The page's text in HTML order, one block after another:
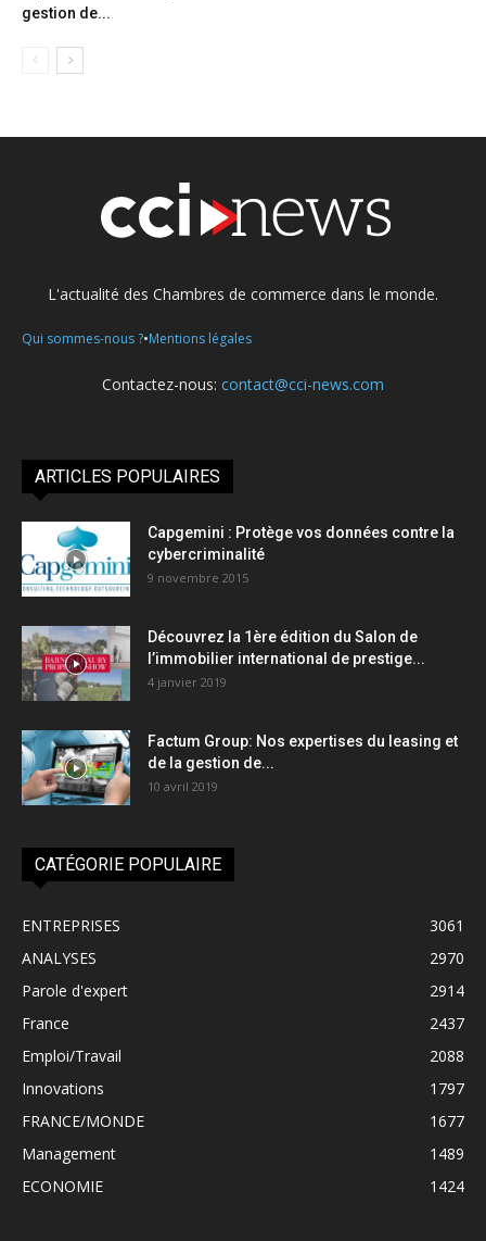
gestion de...
L'actualité des Chambres de commerce dans le monde.
Qui sommes-nous ?•Mentions légales
Contactez-nous: contact@cci-news.com
ARTICLES POPULAIRES
Capgemini : Protège vos données contre la
cybercriminalité
9 novembre 2015
Découvrez la 1ère édition du Salon de
l’immobilier international de prestige...
4 janvier 2019
Factum Group: Nos expertises du leasing et
de la gestion de...
10 avril 2019
CATÉGORIE POPULAIRE
ENTREPRISES
3061
ANALYSES
2970
Parole d'expert
2914
France
2437
Emploi/Travail
2088
Innovations
1797
FRANCE/MONDE
1677
Management
1489
ECONOMIE
1424